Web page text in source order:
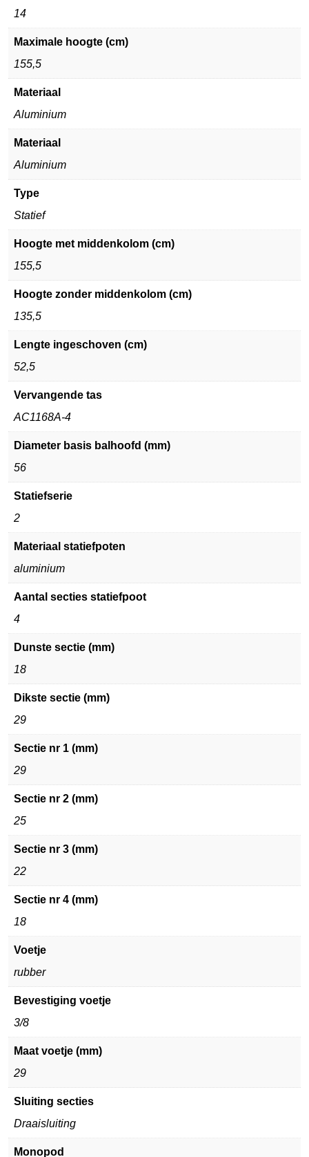
14
Maximale hoogte (cm)
155,5
Materiaal
Aluminium
Materiaal
Aluminium
Type
Statief
Hoogte met middenkolom (cm)
155,5
Hoogte zonder middenkolom (cm)
135,5
Lengte ingeschoven (cm)
52,5
Vervangende tas
AC1168A-4
Diameter basis balhoofd (mm)
56
Statiefserie
2
Materiaal statiefpoten
aluminium
Aantal secties statiefpoot
4
Dunste sectie (mm)
18
Dikste sectie (mm)
29
Sectie nr 1 (mm)
29
Sectie nr 2 (mm)
25
Sectie nr 3 (mm)
22
Sectie nr 4 (mm)
18
Voetje
rubber
Bevestiging voetje
3/8
Maat voetje (mm)
29
Sluiting secties
Draaisluiting
Monopod